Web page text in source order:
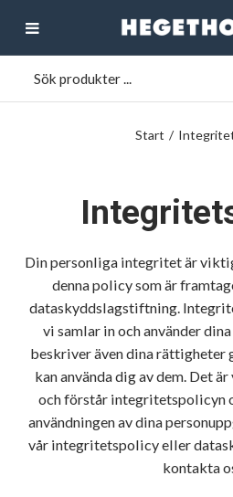
Start /
Din personliga integritet är
denna policy som är
dataskyddslagstiftning.
vi samlar in och använder
beskriver även dina rättigheter
kan använda dig av dem. Det
och förstår integritetspolicyn
användningen av dina
vår integritetspolicy eller
kontakta